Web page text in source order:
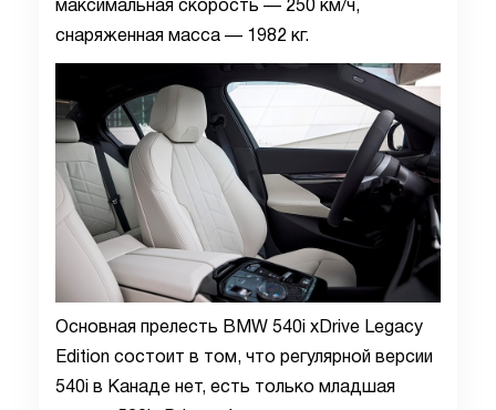
максимальная скорость — 250 км/ч,
снаряженная масса — 1982 кг.
Основная прелесть BMW 540i xDrive Legacy
Edition состоит в том, что регулярной версии
540i в Канаде нет, есть только младшая